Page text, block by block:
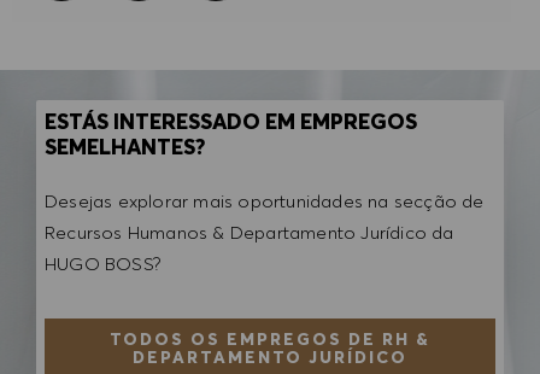
ESTÁS INTERESSADO EM EMPREGOS
SEMELHANTES?
Desejas explorar mais oportunidades na secção de
Recursos Humanos & Departamento Jurídico da
HUGO BOSS?
TODOS OS EMPREGOS DE RH &
DEPARTAMENTO JURÍDICO